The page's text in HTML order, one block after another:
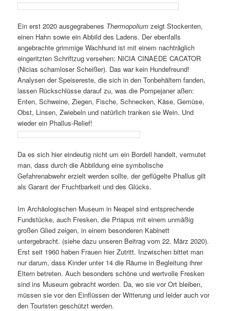
Ein erst 2020 ausgegrabenes Thermopolium zeigt Stockenten,
einen Hahn sowie ein Abbild des Ladens. Der ebenfalls
angebrachte grimmige Wachhund ist mit einem nachträglich
eingeritzten Schriftzug versehen: NICIA CINAEDE CACATOR
(Nicias schamloser Scheißer). Das war kein Hundefreund!
Analysen der Speisereste, die sich in den Tonbehältern fanden,
lassen Rückschlüsse darauf zu, was die Pompejaner aßen:
Enten, Schweine, Ziegen, Fische, Schnecken, Käse, Gemüse,
Obst, Linsen, Zwiebeln und natürlich tranken sie Wein. Und
wieder ein Phallus-Relief!
Da es sich hier eindeutig nicht um ein Bordell handelt, vermutet
man, dass durch die Abbildung eine symbolische
Gefahrenabwehr erzielt werden sollte, der geflügelte Phallus gilt
als Garant der Fruchtbarkeit und des Glücks.
Im Archäologischen Museum in Neapel sind entsprechende
Fundstücke, auch Fresken, die Priapus mit einem unmäßig
großen Glied zeigen, in einem besonderen Kabinett
untergebracht. (siehe dazu unseren Beitrag vom 22. März 2020).
Erst seit 1960 haben Frauen hier Zutritt. Inzwischen bittet man
nur darum, dass Kinder unter 14 die Räume in Begleitung ihrer
Eltern betreten. Auch besonders schöne und wertvolle Fresken
sind ins Museum gebracht worden. Da, wo sie vor Ort bleiben,
müssen sie vor den Einflüssen der Witterung und leider auch vor
den Touristen geschützt werden.